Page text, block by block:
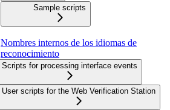
Sample scripts
Nombres internos de los idiomas de
reconocimiento
Scripts for processing interface events
User scripts for the Web Verification Station